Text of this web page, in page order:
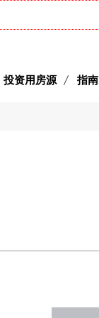
投资用房源 指南